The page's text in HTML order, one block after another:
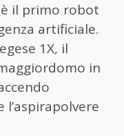
il primo robot
artificiale.
1X, il
in
l’aspirapolvere